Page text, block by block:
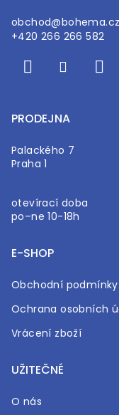
obchod@bohema.cz
+420 266 266 582
PRODEJNA
Palackého 7
Praha 1
otevírací doba
po–ne 10-18h
E-SHOP
Obchodní podmínky
Ochrana osobních
Vrácení zboží
UŽITEČNÉ
O nás